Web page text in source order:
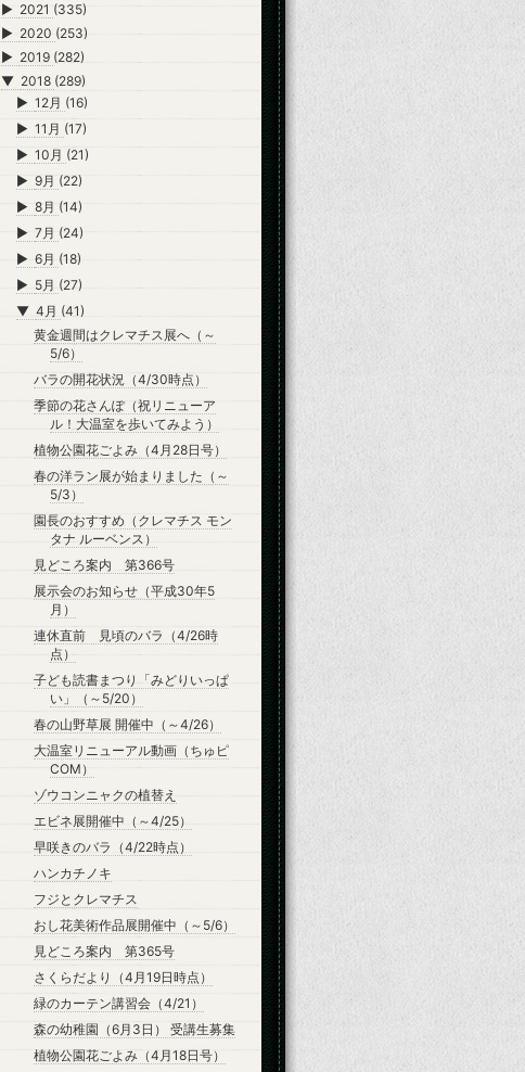
► 2021 (335)
► 2020 (253)
► 2019 (282)
▼ 2018 (289)
►12月 (16)
►11月 (17)
►10月 (21)
►9月 (22)
►8月 (14)
►7月 (24)
►6月 (18)
► 5月 (27)
▼4月 (41)
黄金週間はクレマチス展へ（～
5/6）
バラの開花状況（4/30時点）
季節の花さんぽ（祝リニューア
ル！大温室を歩いてみよう）
植物公園花ごよみ（4月28日号）
春の洋ラン展が始まりました（～
5/3）
園長のおすすめ（クレマチス モン
タナ ルーベンス）
見どころ案内 第366号
展示会のお知らせ（平成30年5
月）
連休直前 見頃のバラ（4/26時
点）
子ども読書まつり「みどりいっぱ
い」（～5/20）
春の山野草展 開催中（～4/26）
大温室リニューアル動画（ちゅピ
COM）
ゾウコンニャクの植替え
エビネ展開催中（～4/25）
早咲きのバラ（4/22時点）
ハンカチノキ
フジとクレマチス
おし花美術作品展開催中（～5/6）
見どころ案内 第365号
さくらだより（4月19日時点）
緑のカーテン講習会（4/21）
森の幼稚園（6月3日） 受講生募集
植物公園花ごよみ（4月18日号）